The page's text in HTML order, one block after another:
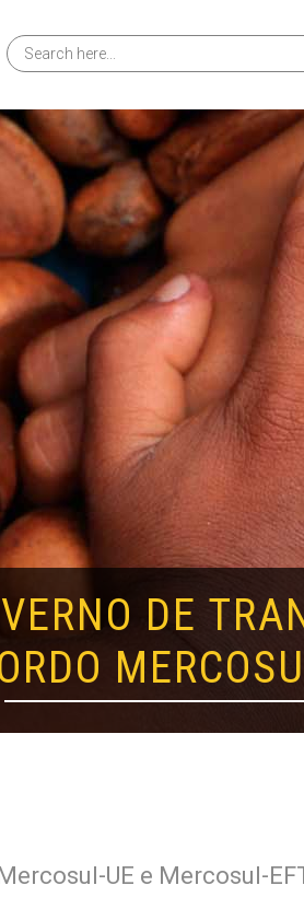
Search
for:
DE
UE e Mercosul-